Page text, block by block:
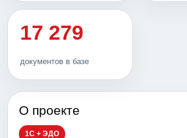
17 279
документов в базе
О проекте
1С + ЭДО